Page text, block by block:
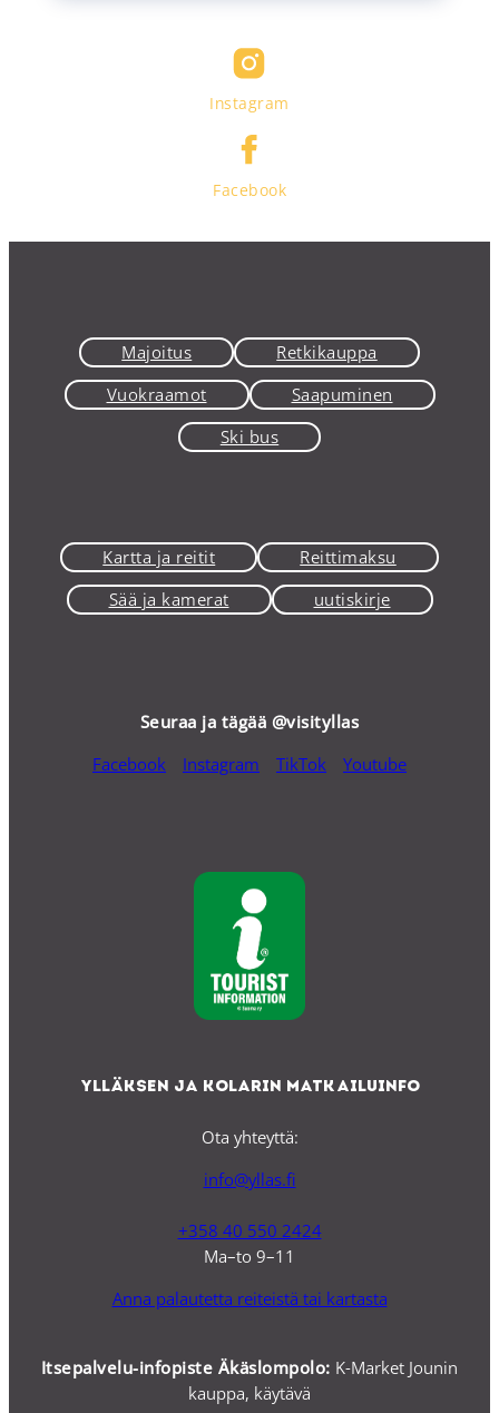
Instagram
Facebook
Majoitus
Retkikauppa
Vuokraamot
Saapuminen
Ski bus
Kartta ja reitit
Reittimaksu
Sää ja kamerat
uutiskirje
Seuraa ja tägää @visityllas
Facebook
Instagram TikTok Youtube
Ylläksen ja Kolarin matkailuinfo
Ota yhteyttä:
info@yllas.fi
+358 40 550 2424
Ma–to 9–11
Anna palautetta reiteistä tai kartasta
Itsepalvelu-infopiste Äkäslompolo: K-Market Jounin
kauppa, käytävä